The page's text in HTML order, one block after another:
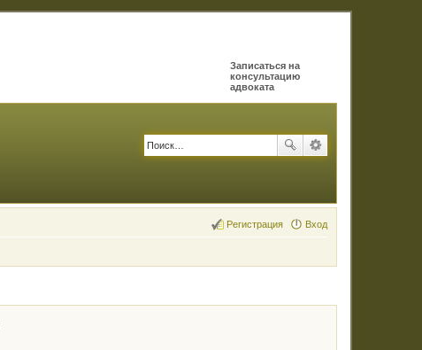
Записаться на
консультацию
адвоката
Вход
Регистрация